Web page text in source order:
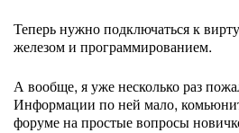
Теперь нужно подключаться к
железом и программированием.
А вообще, я уже несколько раз
Информации по ней мало,
форуме на простые вопросы